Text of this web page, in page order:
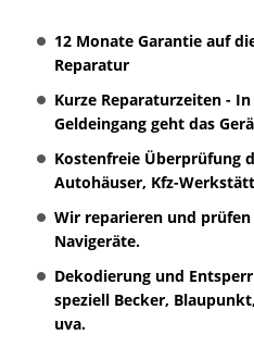
12 Monate Garantie auf
Reparatur
Kurze Reparaturzeiten -
Geldeingang geht das
Kostenfreie Überprüfung
Autohäuser, Kfz-
Wir reparieren und
Navigeräte.
Dekodierung und
speziell Becker,
uva.